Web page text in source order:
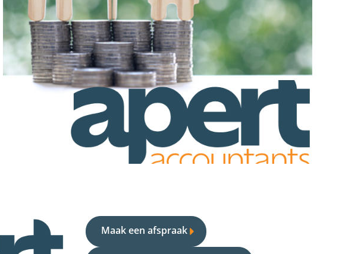
Maak een afspraak